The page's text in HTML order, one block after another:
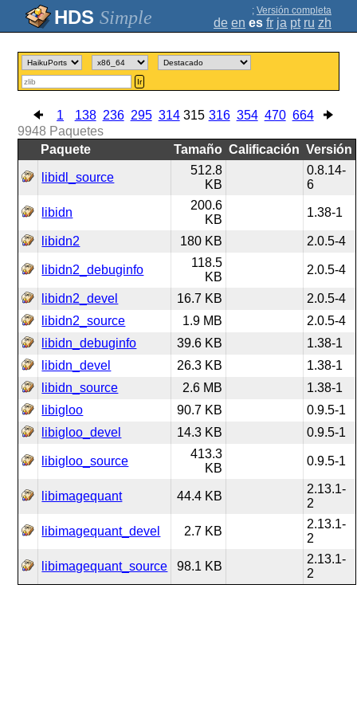
Simple ; Versión completa
de en es fr ja pt ru zh
Ir
1 138 236 295 314 315 316 354 470 664
9948 Paquetes
Paquete
Tamaño Calificación Versión
libidl_source
512.8
KB
0.8.14-
6
libidn
200.6
KB
1.38-1
libidn2 180 KB 2.0.5-4
libidn2_debuginfo
118.5
KB
2.0.5-4
libidn2_devel 16.7 KB
2.0.5-4
libidn2_source
1.9 MB
2.0.5-4
libidn_debuginfo
39.6 KB
1.38-1
libidn_devel
26.3 KB
1.38-1
libidn_source
2.6 MB
1.38-1
libigloo
90.7 KB
0.9.5-1
libigloo_devel
14.3 KB 0.9.5-1
libigloo_source
413.3
KB
0.9.5-1
libimagequant 44.4 KB
2.13.1-
2
libimagequant_devel 2.7 KB
2.13.1-
2
libimagequant_source 98.1 KB
2.13.1-
2